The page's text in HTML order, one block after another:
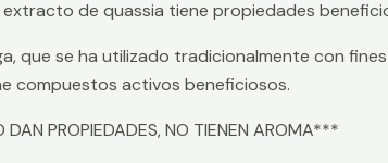
de quassia tiene propiedades
que se ha utilizado tradicionalmente con
compuestos activos beneficiosos.
PROPIEDADES, NO TIENEN AROMA***